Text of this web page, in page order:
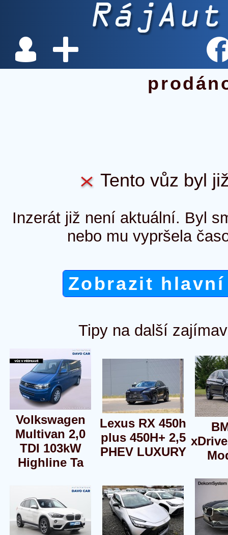
Tento vůz byl
Inzerát již není aktuální. Byl
nebo mu vypršela
Zobrazit
Tipy na další
Volkswagen
Multivan 2,0
TDI 103kW
Highline Ta
Lexus RX 450h
plus 450H+ 2,5
PHEV LUXURY